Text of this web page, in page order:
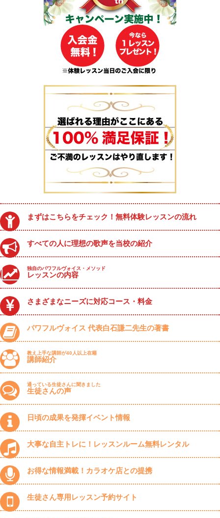
まずはこちらをチェック！無料体験レッスンの流れ
すべての人に理想の歌声を当校の紹介
独自のパワフルヴォイス・メソッド
レッスンの内容
さまざまなニーズに対応コース・料金
パワフルヴォイス 代表白石謙二先生の著書
教え上手な講師が40人以上在籍
講師紹介
通っている生徒さんに聞きました
生徒さんの声
日頃の成果を発揮イベント情報
大事な自主トレに！レッスンルーム無料レンタル
お得な情報満載！カラオケ店との提携
生徒さん専用レッスン予約サイト